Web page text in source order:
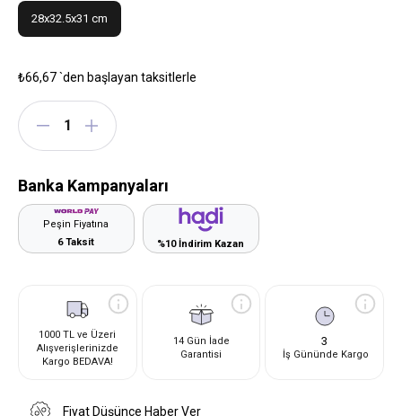
28x32.5x31 cm
₺66,67`den başlayan taksitlerle
Banka Kampanyaları
Peşin Fiyatına
6 Taksit
%10 İndirim Kazan
1000 TL ve Üzeri
Alışverişlerinizde
Kargo BEDAVA!
14 Gün İade
Garantisi
3
İş Gününde Kargo
Fiyat Düşünce Haber Ver